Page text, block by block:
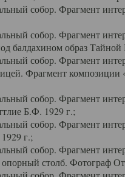
собор. Фрагмент
собор. Фрагмент
балдахином образ
собор. Фрагмент
Фрагмент
собор. Фрагмент
Б.Ф. 1929 г.;
собор. Фрагмент
г.;
собор. Фрагмент
опорный столб. Фотограф